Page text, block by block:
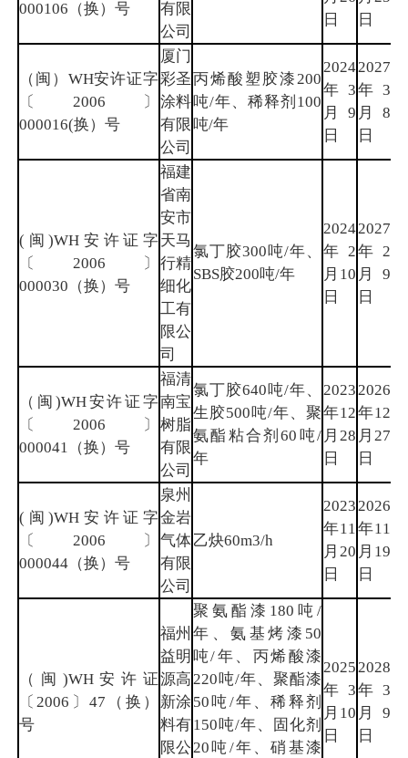
000106（换）号
有限
公司
日
日
（闽）WH安许证字
〔2006〕
000016(换）号
厦门
彩圣
涂料
有限
公司
丙烯酸塑胶漆200
吨/年、稀释剂100
吨/年
2024
年3
月9
日
2027
年3
月8
日
(闽)WH安许证字
〔2006〕
000030（换）号
福建
省南
安市
天马
行精
细化
工有
限公
司
氯丁胶300吨/年、
SBS胶200吨/年
2024
年2
月10
日
2027
年2
月9
日
（闽)WH安许证字
〔2006〕
000041（换）号
福清
南宝
树脂
有限
公司
氯丁胶640吨/年、
生胶500吨/年、聚
氨酯粘合剂60吨/
年
2023
年12
月28
日
2026
年12
月27
日
(闽)WH安许证字
〔2006〕
000044（换）号
泉州
金岩
气体
有限
公司
乙炔60m3/h
2023
年11
月20
日
2026
年11
月19
日
（闽)WH安许证
〔2006〕47（换）
号
福州
益明
源高
新涂
料有
限公
聚氨酯漆180吨/
年、氨基烤漆50
吨/年、丙烯酸漆
220吨/年、聚酯漆
50吨/年、稀释剂
150吨/年、固化剂
20吨/年、硝基漆
2025
年3
月10
日
2028
年3
月9
日